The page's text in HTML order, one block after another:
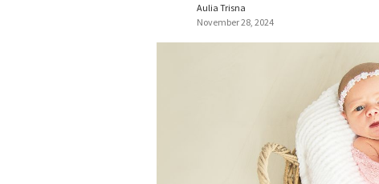
Aulia Trisna
November 28, 2024